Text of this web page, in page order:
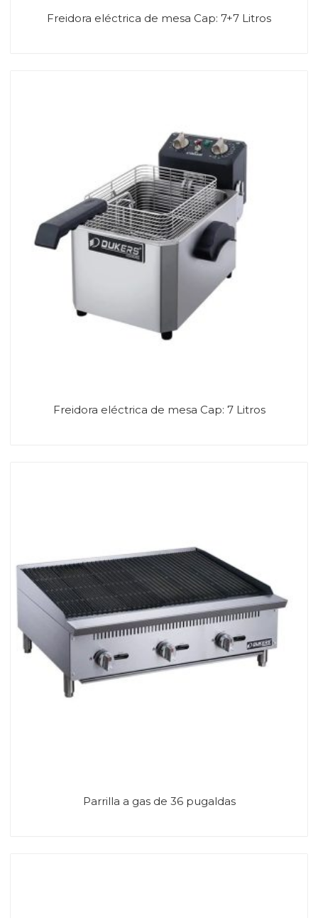
Freidora eléctrica de mesa Cap: 7+7 Litros
Freidora eléctrica de mesa Cap: 7 Litros
Parrilla a gas de 36 pugaldas